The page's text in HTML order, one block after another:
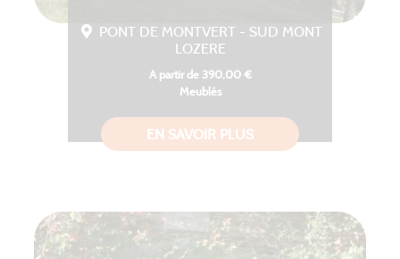
PONT DE MONTVERT - SUD MONT
LOZERE
A partir de 390,00 €
Meublés
EN SAVOIR PLUS